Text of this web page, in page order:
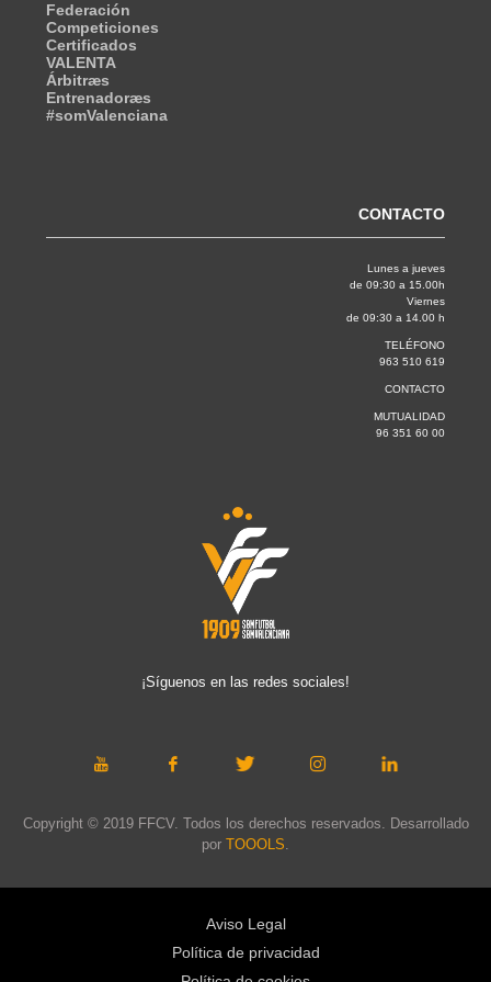
Federación
Competiciones
Certificados
VALENTA
Árbitræs
Entrenadoræs
#somValenciana
CONTACTO
Lunes a jueves
de 09:30 a 15.00h
Viernes
de 09:30 a 14.00 h
TELÉFONO
963 510 619
CONTACTO
MUTUALIDAD
96 351 60 00
¡Síguenos en las redes sociales!
Copyright © 2019 FFCV. Todos los derechos reservados. Desarrollado
por TOOOLS.
Aviso Legal
Política de privacidad